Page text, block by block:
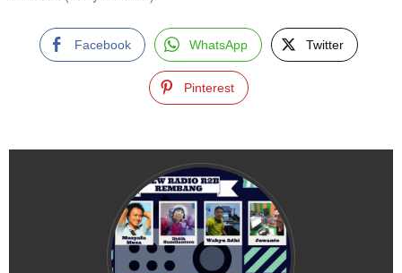
Facebook WhatsApp Twitter
Pinterest